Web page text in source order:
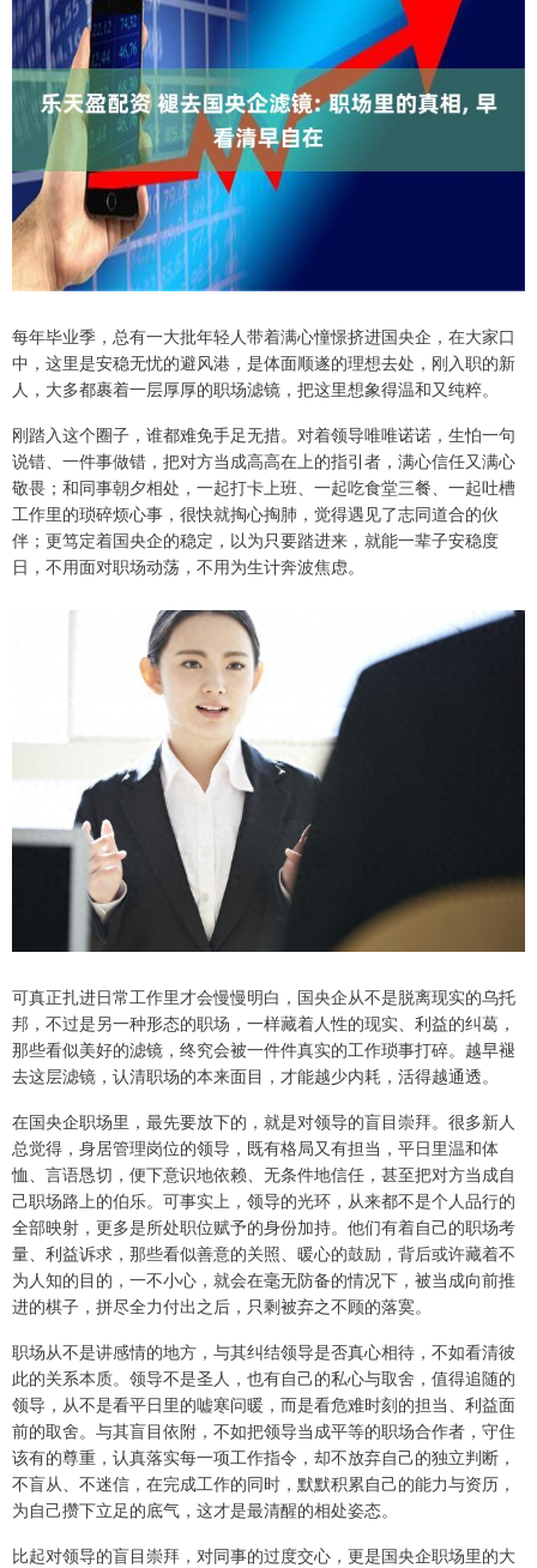
每年毕业季，总有一大批年轻人带着满心憧憬挤进国央企，在大家口
中，这里是安稳无忧的避风港，是体面顺遂的理想去处，刚入职的新
人，大多都裹着一层厚厚的职场滤镜，把这里想象得温和又纯粹。
刚踏入这个圈子，谁都难免手足无措。对着领导唯唯诺诺，生怕一句
说错、一件事做错，把对方当成高高在上的指引者，满心信任又满心
敬畏；和同事朝夕相处，一起打卡上班、一起吃食堂三餐、一起吐槽
工作里的琐碎烦心事，很快就掏心掏肺，觉得遇见了志同道合的伙
伴；更笃定着国央企的稳定，以为只要踏进来，就能一辈子安稳度
日，不用面对职场动荡，不用为生计奔波焦虑。
可真正扎进日常工作里才会慢慢明白，国央企从不是脱离现实的乌托
邦，不过是另一种形态的职场，一样藏着人性的现实、利益的纠葛，
那些看似美好的滤镜，终究会被一件件真实的工作琐事打碎。越早褪
去这层滤镜，认清职场的本来面目，才能越少内耗，活得越通透。
在国央企职场里，最先要放下的，就是对领导的盲目崇拜。很多新人
总觉得，身居管理岗位的领导，既有格局又有担当，平日里温和体
恤、言语恳切，便下意识地依赖、无条件地信任，甚至把对方当成自
己职场路上的伯乐。可事实上，领导的光环，从来都不是个人品行的
全部映射，更多是所处职位赋予的身份加持。他们有着自己的职场考
量、利益诉求，那些看似善意的关照、暖心的鼓励，背后或许藏着不
为人知的目的，一不小心，就会在毫无防备的情况下，被当成向前推
进的棋子，拼尽全力付出之后，只剩被弃之不顾的落寞。
职场从不是讲感情的地方，与其纠结领导是否真心相待，不如看清彼
此的关系本质。领导不是圣人，也有自己的私心与取舍，值得追随的
领导，从不是看平日里的嘘寒问暖，而是看危难时刻的担当、利益面
前的取舍。与其盲目依附，不如把领导当成平等的职场合作者，守住
该有的尊重，认真落实每一项工作指令，却不放弃自己的独立判断，
不盲从、不迷信，在完成工作的同时，默默积累自己的能力与资历，
为自己攒下立足的底气，这才是最清醒的相处姿态。
比起对领导的盲目崇拜，对同事的过度交心，更是国央企职场里的大